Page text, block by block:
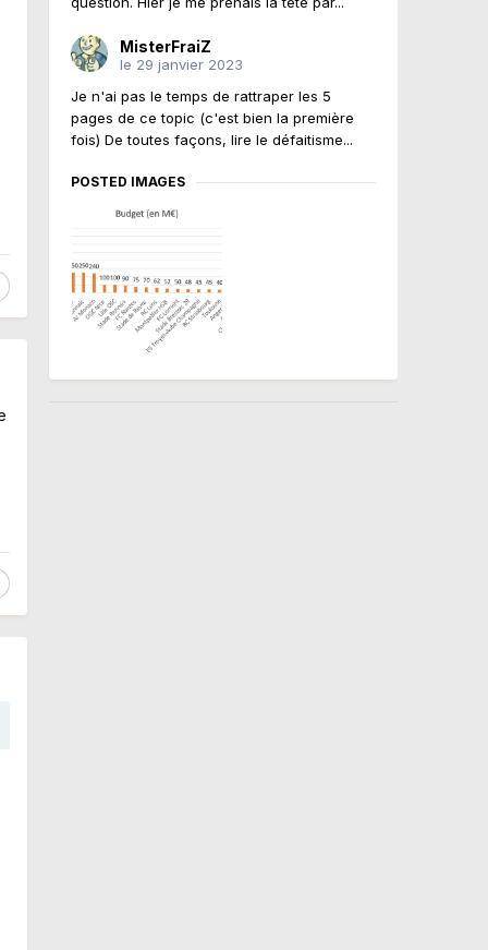
MisterFraiZ
le 29 janvier 2023
Je n'ai pas le temps de rattraper les 5
pages de ce topic (c'est bien la première
fois) De toutes façons, lire le défaitisme...
POSTED IMAGES